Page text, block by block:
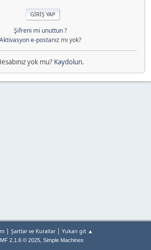
Şifreni mi unuttun ?
Aktivasyon e-postanız mı yok?
yok mu? Kaydolun.
| Şartlar ve Kurallar| Yukarı git ▲
2.1.6 © 2025, Simple Machines